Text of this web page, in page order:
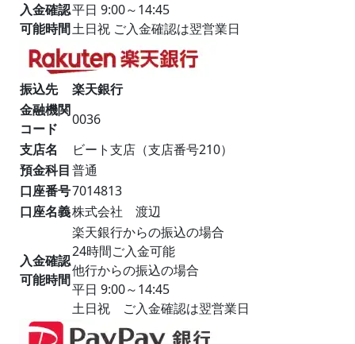
入金確認
可能時間
平日 9:00～14:45
土日祝 ご入金確認は翌営業日
振込先
楽天銀行
金融機関
コード
0036
支店名
ビート支店（支店番号210）
預金科目普通
口座番号7014813
口座名義株式会社 渡辺
入金確認
可能時間
楽天銀行からの振込の場合
24時間ご入金可能
他行からの振込の場合
平日 9:00～14:45
土日祝 ご入金確認は翌営業日